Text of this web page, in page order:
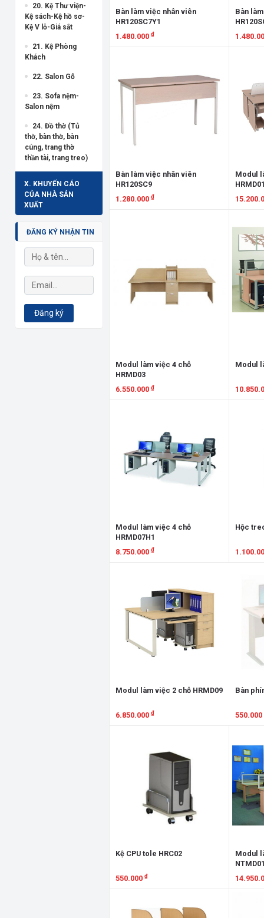
20. Kệ Thư viện-
Kệ sách-Kệ hồ sơ-
Kệ V lỗ-Giá sắt
21. Kệ Phòng
Khách
22. Salon Gỗ
23. Sofa nệm-
Salon nệm
24. Đồ thờ (Tủ
thờ, bàn thờ, bàn
cúng, trang thờ
thần tài, trang treo)
X. KHUYẾN CÁO
CỦA NHÀ SẢN
XUẤT
ĐĂNG KÝ NHẬN TIN
Đăng ký
Bàn làm việc nhân viên
HR120SC7Y1
1.480.000 ₫
Bàn
Bàn làm việc nhân viên
HR120SC9
1.280.000 ₫
Modul
Modul làm việc 4 chỗ
HRMD03
6.550.000 ₫
Modul
Modul làm việc 4 chỗ
HRMD07H1
8.750.000 ₫
Hộc
Modul làm việc 2 chỗ HRMD09
6.850.000 ₫
Bàn
550.000
Kệ CPU tole HRC02
550.000 ₫
Modul